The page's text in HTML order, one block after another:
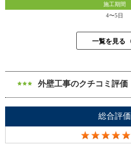
施工期間
4〜5日
一覧を見る
外壁工事のクチコミ評価
総合評価